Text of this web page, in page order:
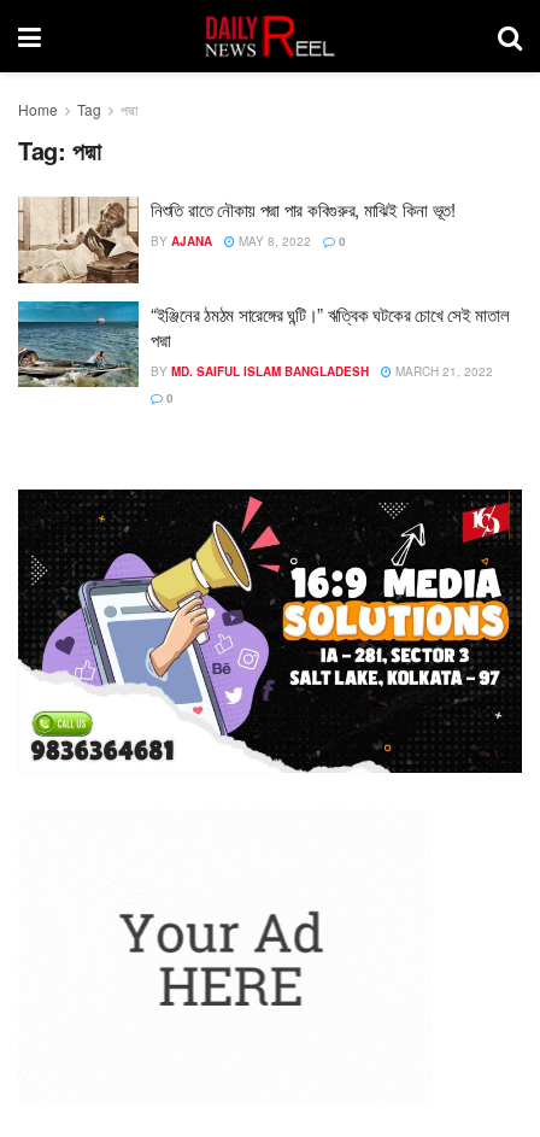
Home Tag পদ্মা
Tag: পদ্মা
নিশুতি রাতে নৌকায় পদ্মা পার কবিগুরুর, মাঝিই কিনা ভূত!
BY AJANA MAY 8, 2022 0
“ইঞ্জিনের ঠমঠম সারেঙ্গের ঘন্টি।” ঋত্বিক ঘটকের চোখে সেই মাতাল
পদ্মা
BY MD. SAIFUL ISLAM BANGLADESH
MARCH 21, 2022
0